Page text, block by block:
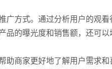
广方式。通过分析用户的观
品的曝光度和销售额，还可
助商家更好地了解用户需求